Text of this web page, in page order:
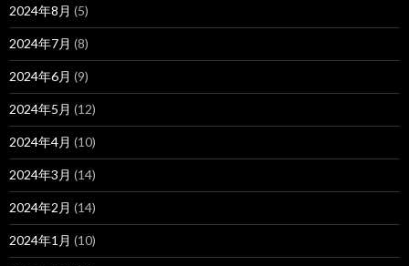
2024年8月 (5)
2024年7月 (8)
2024年6月 (9)
2024年5月 (12)
2024年4月 (10)
2024年3月 (14)
2024年2月 (14)
2024年1月 (10)